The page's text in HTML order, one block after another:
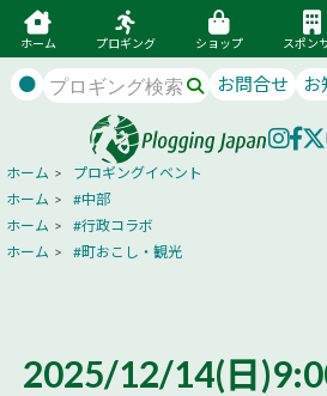
ホーム プロギング ショップ スポン
● お問合せ お
ホーム >
プロギングイベント
ホーム >
#中部
ホーム >
#行政コラボ
ホーム > #町おこし・観光
2025/12/14(日